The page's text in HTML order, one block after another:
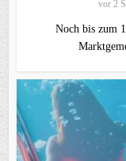
vor 2
Noch bis zum